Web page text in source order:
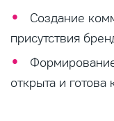
Создание
присутствия
открыта и